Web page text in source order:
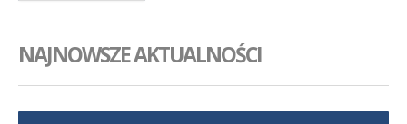
NAJNOWSZE AKTUALNOŚCI